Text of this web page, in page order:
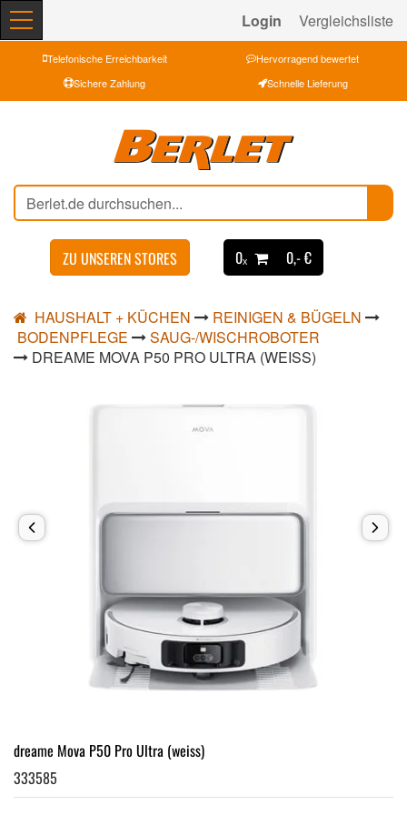
Login Vergleichsliste
Telefonische Erreichbarkeit
Hervorragend bewertet
Sichere Zahlung
Schnelle Lieferung
ZU UNSEREN STORES 0ₓ 0,- €
HAUSHALT + KÜCHEN
REINIGEN & BÜGELN
BODENPFLEGE
SAUG-/WISCHROBOTER
DREAME MOVA P50 PRO ULTRA (WEISS)
dreame Mova P50 Pro Ultra (weiss)
333585